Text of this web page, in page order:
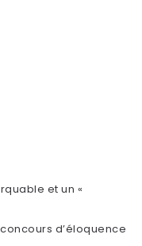
et un «
d’éloquence